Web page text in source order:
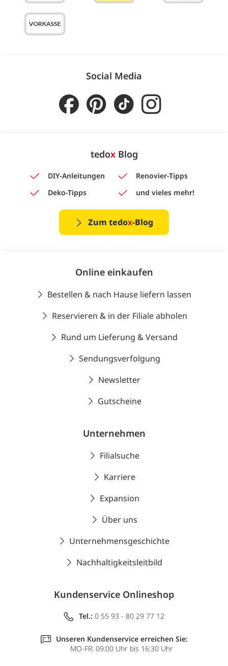
Social Media
tedoxBlog
DIY-Anleitungen
Renovier-Tipps
Deko-Tipps
und vieles mehr!
Zum tedox-Blog
Online einkaufen
Bestellen & nach Hause liefern lassen
Reservieren & in der Filiale abholen
Rund um Lieferung & Versand
Sendungsverfolgung
Newsletter
Gutscheine
Unternehmen
Filialsuche
Karriere
Expansion
Über uns
Unternehmensgeschichte
Nachhaltigkeitsleitbild
Kundenservice Onlineshop
Tel.: 0 55 93 - 80 29 77 12
Unseren Kundenservice erreichen Sie:
MO-FR: 09:00 Uhr bis 16:30 Uhr